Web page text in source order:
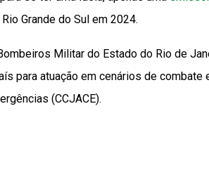
Grande do Sul em 2024.
Militar do Estado do Rio de
para atuação em cenários de combate
(CCJACE).